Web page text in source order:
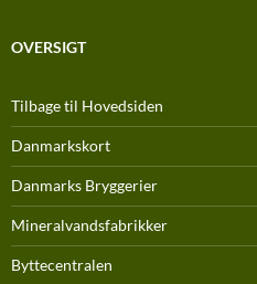
OVERSIGT
Tilbage til Hovedsiden
Danmarkskort
Danmarks Bryggerier
Mineralvandsfabrikker
Byttecentralen